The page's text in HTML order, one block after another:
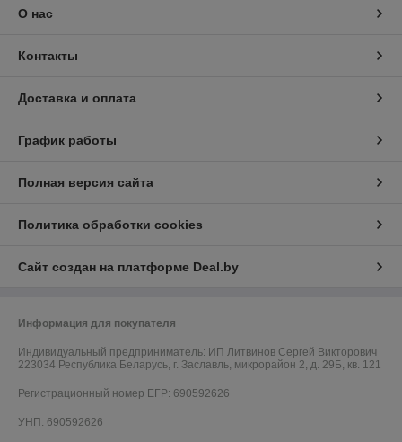
О нас
Контакты
Доставка и оплата
График работы
Полная версия сайта
Политика обработки cookies
Сайт создан на платформе Deal.by
Информация для покупателя
Индивидуальный предприниматель: ИП Литвинов Сергей Викторович ­­­­
223034 Республика Беларусь, г. Заславль­­­,­ микрорайон 2, д. 29Б, кв. 121
Регистрационный номер ЕГР: 690592626
УНП: 690592626